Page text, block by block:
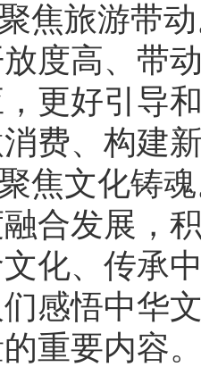
聚焦旅游带
度高、带
更好引导
费、构建
聚焦文化铸
合发展，
化、传承
感悟中华
重要内容